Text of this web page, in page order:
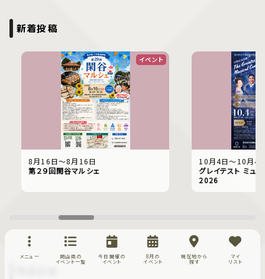
新着投稿
イベント
8月16日〜8月16日
第２９回閑谷マルシェ
10月4日〜10月4
グレイテスト ミュ
2026
メニュー
岡山県の
イベント一覧
今日開催の
イベント
8月の
イベント
現在地から
探す
マイ
リスト